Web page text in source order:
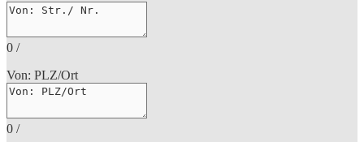
0 /
Von: PLZ/Ort
0 /